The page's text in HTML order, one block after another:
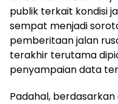
publik terkait kondisi
sempat menjadi
pemberitaan jalan
terakhir terutama
penyampaian data
Padahal, berdasarkan